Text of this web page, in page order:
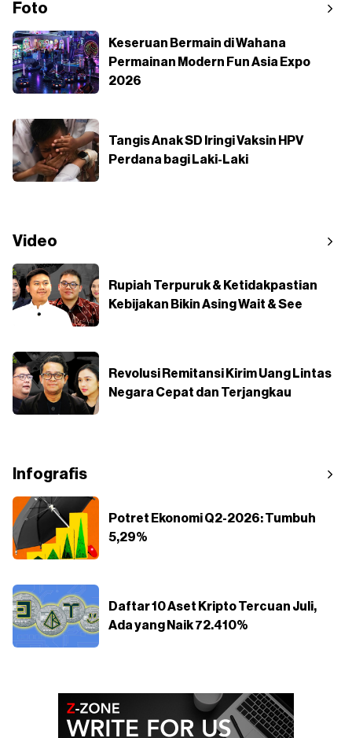
Foto
Keseruan Bermain di Wahana
Permainan Modern Fun Asia Expo
2026
Tangis Anak SD Iringi Vaksin HPV
Perdana bagi Laki-Laki
Video
Rupiah Terpuruk & Ketidakpastian
Kebijakan Bikin Asing Wait & See
Revolusi Remitansi Kirim Uang Lintas
Negara Cepat dan Terjangkau
Infografis
Potret Ekonomi Q2-2026: Tumbuh
5,29%
Daftar 10 Aset Kripto Tercuan Juli,
Ada yang Naik 72.410%